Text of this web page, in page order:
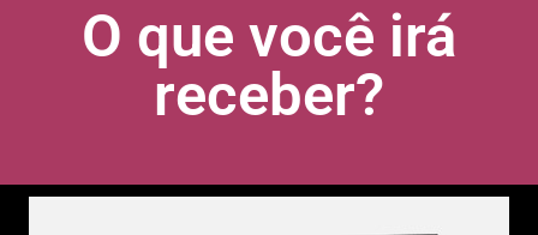
O que você irá
receber?